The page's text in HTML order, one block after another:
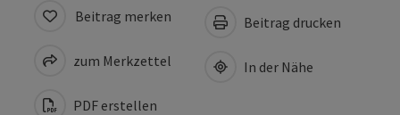
Beitrag merken
zum Merkzettel
PDF erstellen
Beitrag drucken
In der Nähe